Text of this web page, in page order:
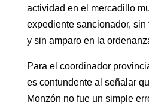
actividad en el mercadillo
expediente sancionador,
y sin amparo en la
Para el coordinador
es contundente al señalar
Monzón no fue un simple